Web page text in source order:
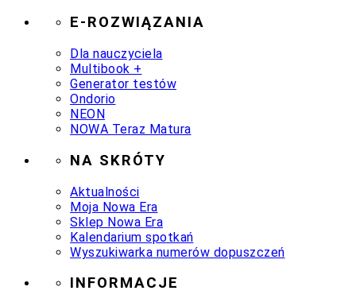
E-ROZWIĄZANIA
Dla nauczyciela
Multibook +
Generator testów
Ondorio
NEON
NOWA Teraz Matura
NA SKRÓTY
Aktualności
Moja Nowa Era
Sklep Nowa Era
Kalendarium spotkań
Wyszukiwarka numerów dopuszczeń
INFORMACJE